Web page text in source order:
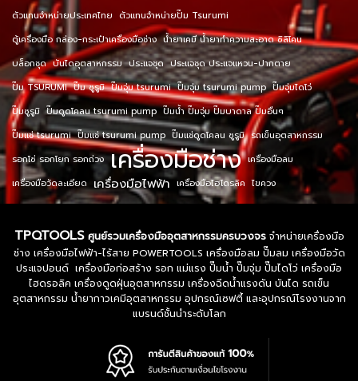
ตัวแทนจำหน่ายประเทศไทย ตัวแทนจำหน่ายปั๊ม Tsurumi
ตู้เครื่องมือ กล่อง-กระเป๋าเครื่องมือช่าง น้ำยาเคมี น้ำยาทำความสะอาด ซิลิโคน
บล็อกชุด บันไดอุตสาหกรรม ประแจชุด ประแจชุด ประแจแหวน-ปากตาย
ปั๊ม TSURUMI ปั๊ม ซูรูมิ ปั๊มจุ่ม tsurumi ปั๊มจุ่ม tsurumi pump ปั๊มจุ่มไดโว่
ปั๊มซูรูมิ ปั๊มดูดโคลน tsurumi pump ปั๊มน้ำ ปั๊มจุ่ม ปั๊มบาดาล ปั๊มอื่นๆ
ปั๊มแช่ tsurumi ปั๊มแช่ tsurumi pump ปั๊มแช่ดูดโคลน ซูรูมิ รถเข็นอุตสาหกรรม
รอกโซ่ รอกโยก รอกถ่วง เครื่องมือช่าง เครื่องมือลม
เครื่องมือวัดละเอียด เครื่องมือไฟฟ้า เครื่องมือไฮโดรลิค ไขควง
TPQTOOLS ศูนย์รวมเครื่องมืออุตสาหกรรมครบวงจรจำหน่ายเครื่องมือ
ช่าง เครื่องมือไฟฟ้า-ไร้สาย POWERTOOLS เครื่องมือลม ปั๊มลม เครื่องมือวัด
ประแจปอนด์ เครื่องมือก่อสร้าง รอก แม่แรง ปั๊มน้ำ ปั๊มจุ่ม ปั๊มไดโว่ เครื่องมือ
ไฮดรอลิค เครื่องดูดฝุ่นอุตสาหกรรม เครื่องฉีดน้ำแรงดัน บันได รถเข็น
อุตสาหกรรม น้ำยากาวเคมีอุตสาหกรรม อุปกรณ์เซฟตี้ และอุปกรณ์โรงงานจาก
แบรนด์ชั้นนำระดับโลก